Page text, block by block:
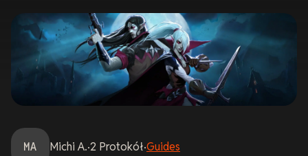
MA Michi A.·2 Protokół·Guides